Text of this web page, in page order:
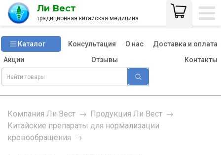
Ли Вест
традиционная китайская медицина
Каталог Консультация О нас
Доставка и оплата
Акции
Отзывы Контакты
Компания Ли Вест → Продукция Ли Вест →
Китайские препараты для нормализации
кровообращения →